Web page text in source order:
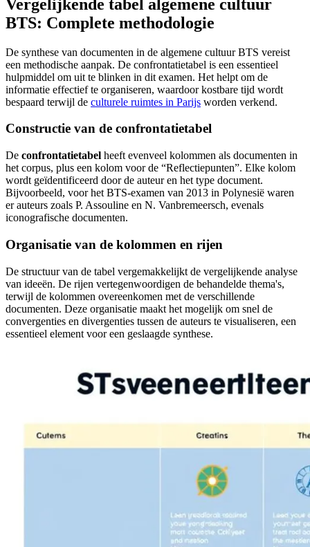
Vergelijkende tabel algemene cultuur
BTS: Complete methodologie
De synthese van documenten in de algemene cultuur BTS vereist
een methodische aanpak. De confrontatietabel is een essentieel
hulpmiddel om uit te blinken in dit examen. Het helpt om de
informatie effectief te organiseren, waardoor kostbare tijd wordt
bespaard terwijl de culturele ruimtes in Parijs worden verkend.
Constructie van de confrontatietabel
De confrontatietabel heeft evenveel kolommen als documenten in
het corpus, plus een kolom voor de “Reflectiepunten”. Elke kolom
wordt geïdentificeerd door de auteur en het type document.
Bijvoorbeeld, voor het BTS-examen van 2013 in Polynesië waren
er auteurs zoals P. Assouline en N. Vanbremeersch, evenals
iconografische documenten.
Organisatie van de kolommen en rijen
De structuur van de tabel vergemakkelijkt de vergelijkende analyse
van ideeën. De rijen vertegenwoordigen de behandelde thema's,
terwijl de kolommen overeenkomen met de verschillende
documenten. Deze organisatie maakt het mogelijk om snel de
convergenties en divergenties tussen de auteurs te visualiseren, een
essentieel element voor een geslaagde synthese.